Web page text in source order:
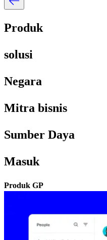
Produk​​
solusi​​
Negara​​
Mitra bisnis​​
Sumber Daya​​
Masuk​​
Produk GP​​